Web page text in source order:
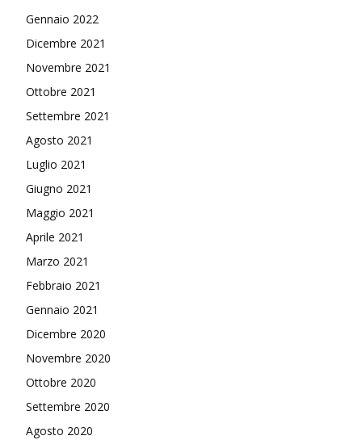
Gennaio 2022
Dicembre 2021
Novembre 2021
Ottobre 2021
Settembre 2021
Agosto 2021
Luglio 2021
Giugno 2021
Maggio 2021
Aprile 2021
Marzo 2021
Febbraio 2021
Gennaio 2021
Dicembre 2020
Novembre 2020
Ottobre 2020
Settembre 2020
Agosto 2020